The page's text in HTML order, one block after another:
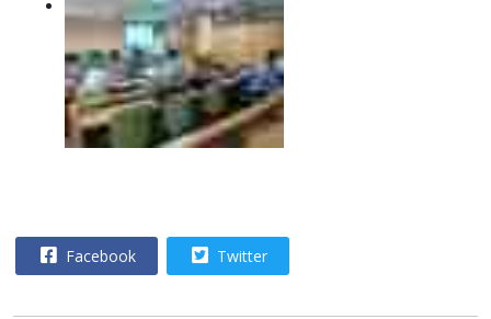
Facebook Twitter